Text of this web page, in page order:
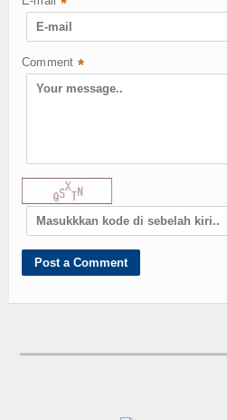
Download
Artikel
Galeri
Hubungi Kami
Comment *